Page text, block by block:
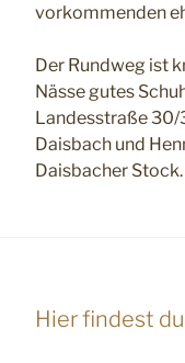
vorkommenden
Der Rundweg ist
Nässe gutes
Landesstraße 30/
Daisbach und
Daisbacher Stock.
Hier findest